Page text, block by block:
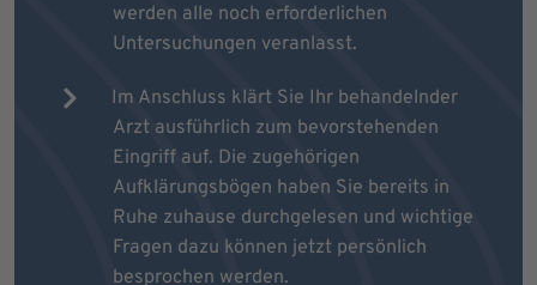
werden alle noch erforderlichen
Untersuchungen veranlasst.
Im Anschluss klärt Sie Ihr behandelnder
Arzt ausführlich zum bevorstehenden
Eingriff auf. Die zugehörigen
Aufklärungsbögen haben Sie bereits in
Ruhe zuhause durchgelesen und wichtige
Fragen dazu können jetzt persönlich
besprochen werden.